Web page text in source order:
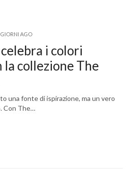
GIORNI AGO
i colori
la collezione The
una fonte di ispirazione, ma un vero
Con The…